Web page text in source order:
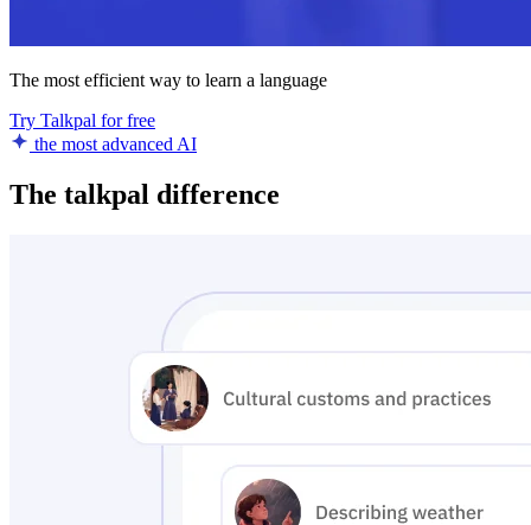
The most efficient way to learn a language
Try Talkpal for free
the most advanced AI
The talkpal difference